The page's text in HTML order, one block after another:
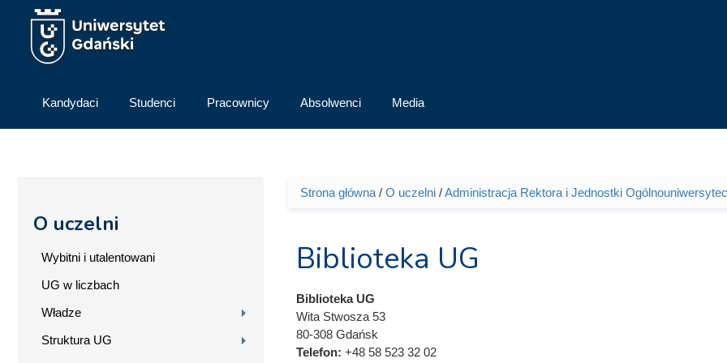
Przejdź do treści
Kandydaci Studenci Pracownicy Absolwenci Media
O uczelni
Wybitni i utalentowani
UG w liczbach
Władze
Struktura UG
Jesteś tutaj
Strona główna/ O uczelni/Administracja Rektora i Jednostki
Biblioteka UG
Biblioteka UG
Wita Stwosza 53
80-308 Gdańsk
Telefon: +48 58 523 32 02